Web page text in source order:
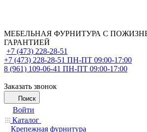
МЕБЕЛЬНАЯ ФУРНИТУРА С
ГАРАНТИЕЙ
+7 (473) 228-28-51
+7 (473) 228-28-51 ПН-ПТ 09:00-17:00
8 (961) 109-06-41 ПН-ПТ 09:00-17:00
Заказать звонок
Поиск
Войти
Каталог
Крепежная фурнитура